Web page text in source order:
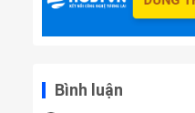
Bình luận